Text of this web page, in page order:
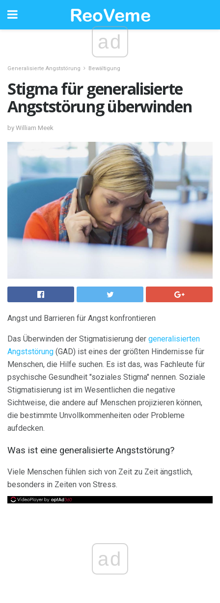
ad
Generalisierte Angststörung Bewältigung
Stigma für generalisierte
Angststörung überwinden
by William Meek
Angst und Barrieren für Angst konfrontieren
Das Überwinden der Stigmatisierung der generalisierten
Angststörung (GAD) ist eines der größten Hindernisse für
Menschen, die Hilfe suchen. Es ist das, was Fachleute für
psychische Gesundheit "soziales Stigma" nennen. Soziale
Stigmatisierung ist im Wesentlichen die negative
Sichtweise, die andere auf Menschen projizieren können,
die bestimmte Unvollkommenheiten oder Probleme
aufdecken.
Was ist eine generalisierte Angststörung?
Viele Menschen fühlen sich von Zeit zu Zeit ängstlich,
besonders in Zeiten von Stress.
ad